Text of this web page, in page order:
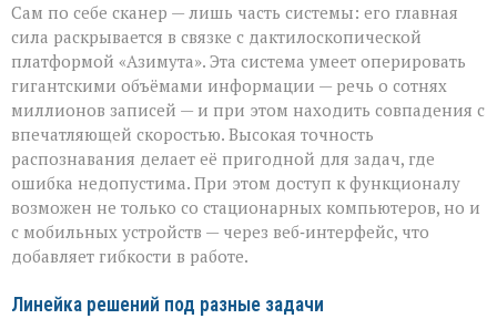
Сам по себе сканер — лишь часть системы: его главная
сила раскрывается в связке с дактилоскопической
платформой «Азимута». Эта система умеет оперировать
гигантскими объёмами информации — речь о сотнях
миллионов записей — и при этом находить совпадения с
впечатляющей скоростью. Высокая точность
распознавания делает её пригодной для задач, где
ошибка недопустима. При этом доступ к функционалу
возможен не только со стационарных компьютеров, но и
с мобильных устройств — через веб‑интерфейс, что
добавляет гибкости в работе.
Линейка решений под разные задачи